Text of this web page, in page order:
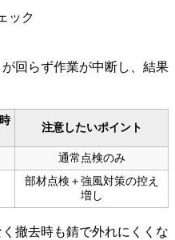
ック
回らず作業が中断し、結果
注意したいポイント
通常点検のみ
部材点検＋強風対策の控え
増し
撤去時も錆で外れにくくな